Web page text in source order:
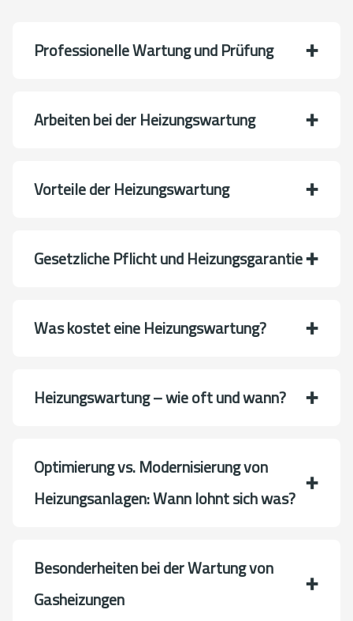
Professionelle Wartung und Prüfung
Arbeiten bei der Heizungswartung
Vorteile der Heizungswartung
Gesetzliche Pflicht und Heizungsgarantie
Was kostet eine Heizungswartung?
Heizungswartung – wie oft und wann?
Optimierung vs. Modernisierung von
Heizungsanlagen: Wann lohnt sich was?
Besonderheiten bei der Wartung von
Gasheizungen